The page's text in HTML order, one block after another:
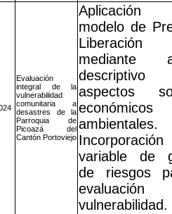
Evaluación
integral de la
vulnerabilidad
comunitaria a
desastres de la
Parroquia de
Picoazá del
Cantón Portoviejo
modelo de
Liberación
mediante
aspectos
ambientales.
variable de
de riesgos
vulnerabilidad.